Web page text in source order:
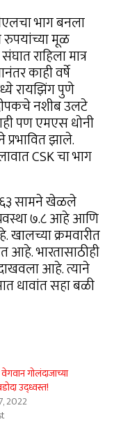
भाग बनला
रुपयांच्या मूळ
राहिला मात्र
काही वर्षे
रायझिंग पुणे
नशीब उलटे
पण एमएस धोनी
झाले.
CSK चा भाग
सामने खेळले
७.८ आहे आणि
खालच्या क्रमवारीत
आहे. भारतासाठीही
आहे. त्याने
धावांत सहा बळी
गोलंदाजाच्या
उद्ध्वस्त!
2022